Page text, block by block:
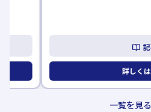
1件
詳しくはこちら
一覧を見る